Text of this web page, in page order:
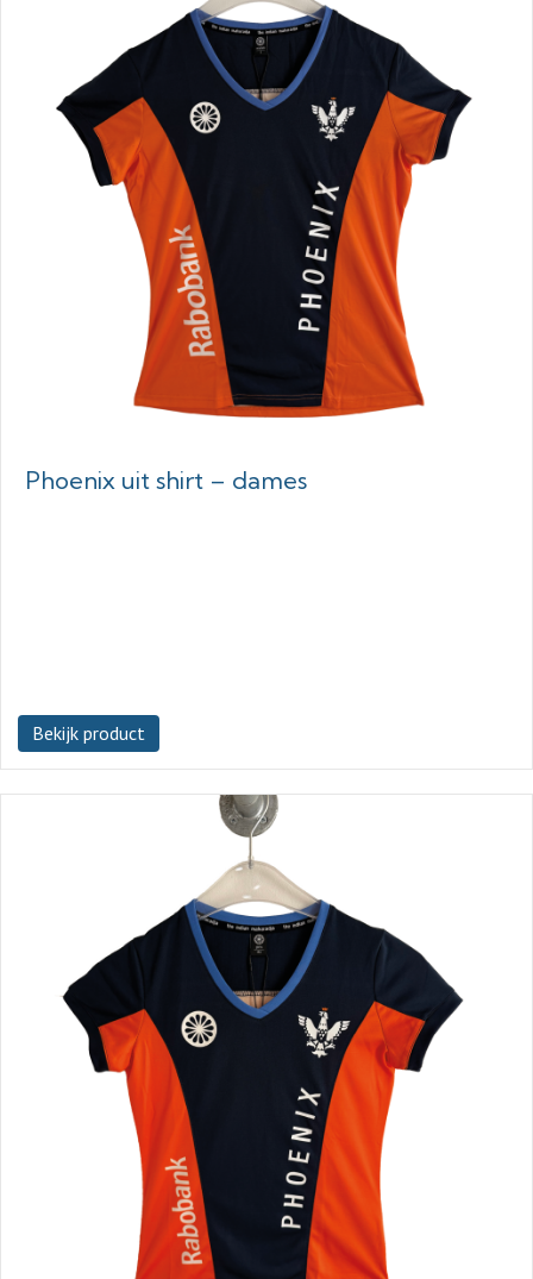
Phoenix uit shirt – dames
Bekijk product